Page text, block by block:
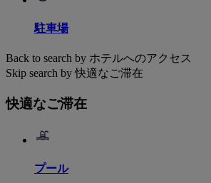
駐車場
Back to search by ホテルへのアクセス
Skip search by 快適なご滞在
快適なご滞在
プール